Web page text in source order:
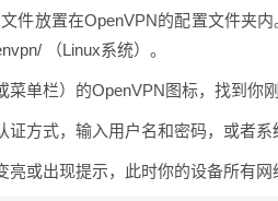
件放置在OpenVPN的配置文件夹
（Linux系统）。
单栏）的OpenVPN图标，找到你
证方式，输入用户名和密码，或者系
亮或出现提示，此时你的设备所有